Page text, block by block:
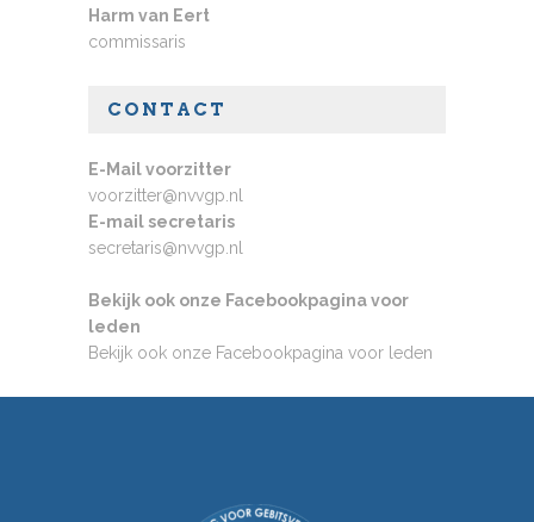
Harm van Eert
commissaris
CONTACT
E-Mail voorzitter
voorzitter@nvvgp.nl
E-mail secretaris
secretaris@nvvgp.nl
Bekijk ook onze Facebookpagina voor
leden
Bekijk ook onze Facebookpagina voor leden